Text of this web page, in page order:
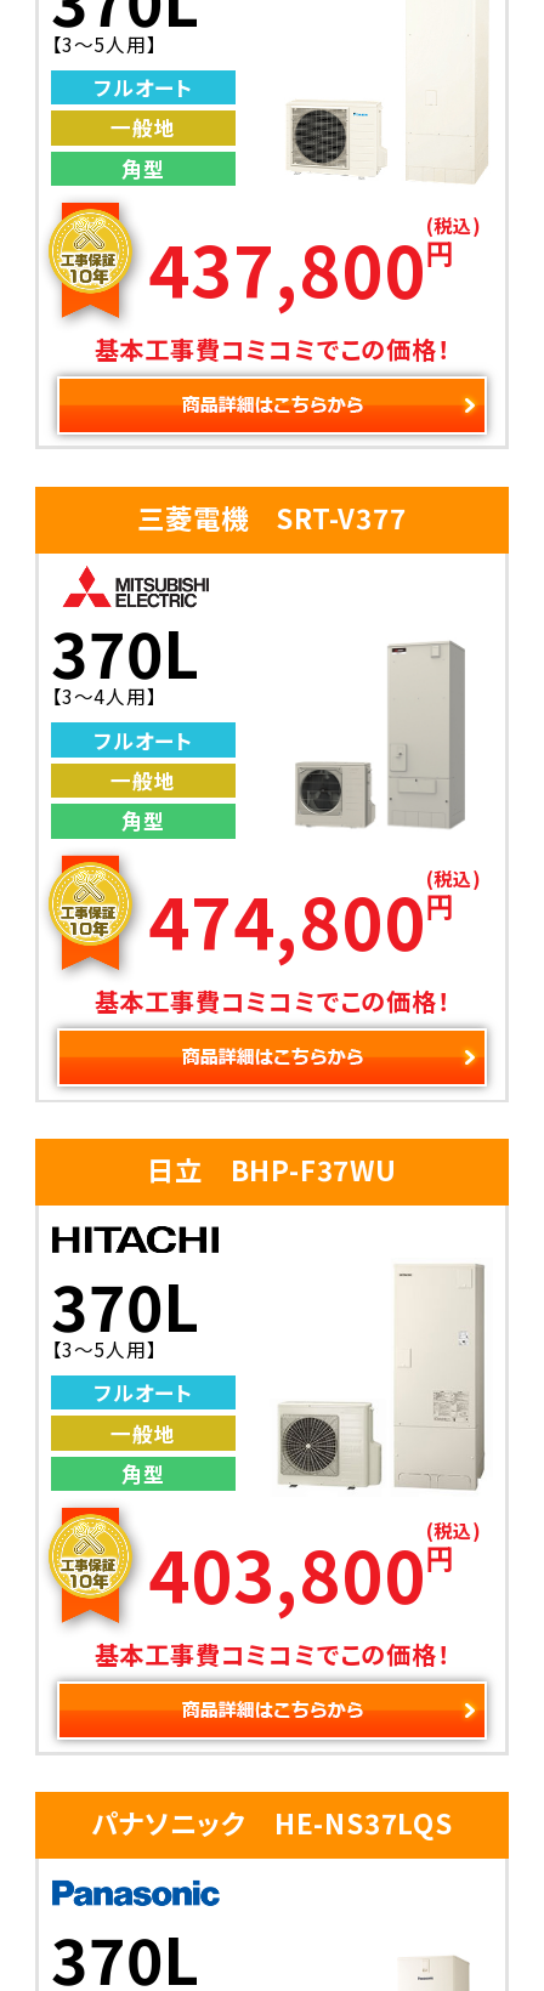
【3～5人用】
フルオート
一般地
角型
437,800円
(税込)
基本工事費コミコミでこの価格！
三菱電機 SRT-V377
370L
【3〜4人用】
フルオート
一般地
角型
474,800円
(税込)
基本工事費コミコミでこの価格！
日立 BHP-F37WU
370L
【3～5人用】
フルオート
一般地
角型
403,800円
(税込)
基本工事費コミコミでこの価格！
パナソニック HE-NS37LQS
370L